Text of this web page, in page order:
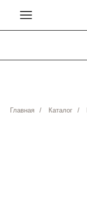
Главная / Каталог /